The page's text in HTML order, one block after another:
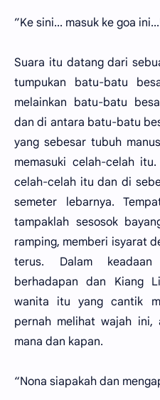
”Ke sini... masuk ke goa
Suara itu datang dari
tumpukan batu-batu
melainkan batu-batu
dan di antara batu-batu
yang sebesar tubuh
memasuki celah-celah
celah-celah itu dan di
semeter lebarnya.
tampaklah sesosok
ramping, memberi isyarat
terus. Dalam keadaan
berhadapan dan Kiang
wanita itu yang cantik
pernah melihat wajah
mana dan kapan.
“Nona siapakah dan